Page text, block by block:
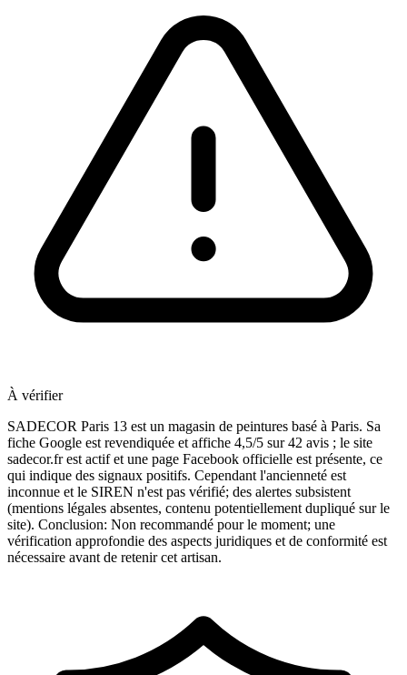
À vérifier
SADECOR Paris 13 est un magasin de peintures basé à Paris. Sa
fiche Google est revendiquée et affiche 4,5/5 sur 42 avis ; le site
sadecor.fr est actif et une page Facebook officielle est présente, ce
qui indique des signaux positifs. Cependant l'ancienneté est
inconnue et le SIREN n'est pas vérifié; des alertes subsistent
(mentions légales absentes, contenu potentiellement dupliqué sur le
site). Conclusion: Non recommandé pour le moment; une
vérification approfondie des aspects juridiques et de conformité est
nécessaire avant de retenir cet artisan.